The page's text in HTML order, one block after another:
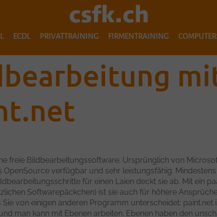
freie Bildbearbeitungssoftware. Ursprünglich von
OpenSource verfügbar und sehr leistungsfähig.
für einen Laien deckt sie ab. Mit ein
Softwarepäckchen) ist sie auch für höhere
Sie von einigen anderen Programm unterscheidet: paint.net
man kann mit Ebenen arbeiten. Ebenen haben den
ICDL WORKFORCE BASE LEHRGANG
ICDL WORKFORCE BASE CRASHKURS
ECDL
ECDL ZERTIFIZIERUNGSWEGE
ECDL SHOP
ECDL-SHOP ERSTAUSBILDUNG
ECDL KURSE
ECDL VORBEREITUNGSKURS COMPUTER-GRUNDLAGEN
ECDL VORBEREITUNGSKURS ONLINE-GRUNDLAGEN
ECDL VORBEREITUNGSKURS WORD
PRIVATTRAINING
EINZELTRAINING
INDIVIDUELLE KURSE
MS TEAMS FÜR PRIVATE ZWECKE NUTZEN
HOMEPAGE ERSTELLEN MIT WEBSITEBAKER
SUCHEN, FINDEN, WIEDERFINDEN - IM INTERNET ZU
KEINE ANGST VOR PIVOT
FIRMENTRAINING
UMSTIEG